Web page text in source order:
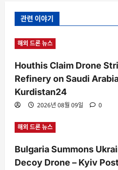
관련 이야기
해외 드론 뉴스
Houthis Claim Drone
Refinery on Saudi
Kurdistan24
2026년 08월 09일 0
해외 드론 뉴스
Bulgaria Summons
Decoy Drone – Kyiv Post